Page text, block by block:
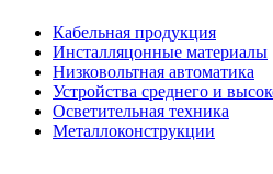
Кабельная продукция
Инсталляцонные материалы
Низковольтная автоматика
Устройства среднего и
Осветительная техника
Металлоконструкции